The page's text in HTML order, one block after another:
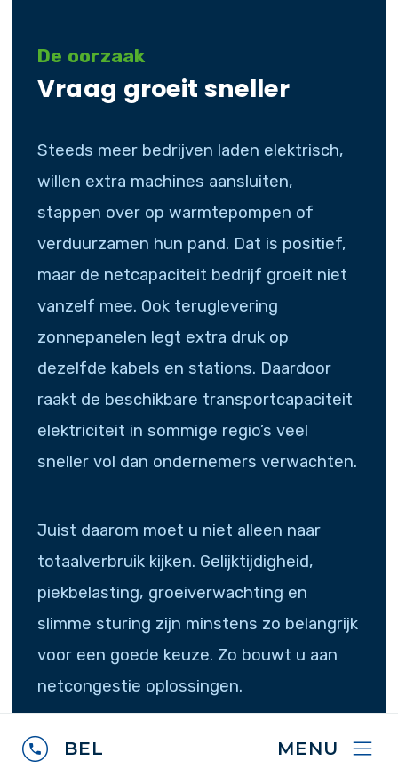
BEL MENU
De oorzaak
Vraag groeit sneller
Steeds meer bedrijven laden elektrisch,
willen extra machines aansluiten,
stappen over op warmtepompen of
verduurzamen hun pand. Dat is positief,
maar de netcapaciteit bedrijf groeit niet
vanzelf mee. Ook teruglevering
zonnepanelen legt extra druk op
dezelfde kabels en stations. Daardoor
raakt de beschikbare transportcapaciteit
elektriciteit in sommige regio’s veel
sneller vol dan ondernemers verwachten.
Juist daarom moet u niet alleen naar
totaalverbruik kijken. Gelijktijdigheid,
piekbelasting, groeiverwachting en
slimme sturing zijn minstens zo belangrijk
voor een goede keuze. Zo bouwt u aan
netcongestie oplossingen.